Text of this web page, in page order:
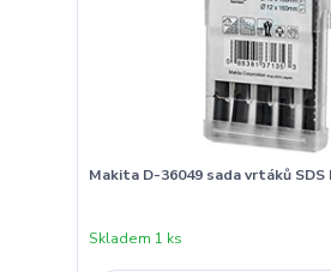
Makita D-36049 sada vrtáků SDS
Skladem 1 ks